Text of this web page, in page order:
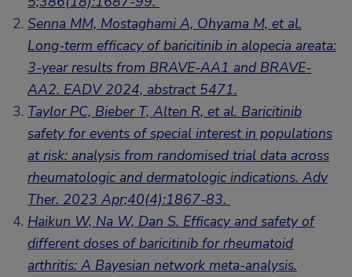
Senna MM, Mostaghami A, Ohyama M, et al.
Long-term efficacy of baricitinib in alopecia areata:
3-year results from BRAVE-AA1 and BRAVE-
AA2. EADV 2024, abstract 5471.
Taylor PC, Bieber T, Alten R, et al. Baricitinib
safety for events of special interest in populations
at risk: analysis from randomised trial data across
rheumatologic and dermatologic indications. Adv
Ther. 2023 Apr;40(4):1867-83.
Haikun W, Na W, Dan S. Efficacy and safety of
different doses of baricitinib for rheumatoid
arthritis: A Bayesian network meta-analysis.